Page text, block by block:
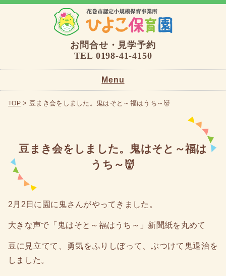
お問合せ・見学予約
TEL 0198-41-4150
Menu
TOP
ひよこの保育について
お問い合わせ
TOP> 豆まき会をしました。鬼はそと～福はうち～👹
豆まき会をしました。鬼はそと～福は
うち～👹
2月2日に園に鬼さんがやってきました。
大きな声で「鬼はそと～福はうち～」新聞紙を丸めて
豆に見立てて、勇気をふりしぼって、ぶつけて鬼退治を
しました。